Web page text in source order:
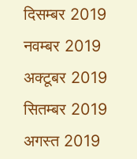
दिसम्बर 2019
नवम्बर 2019
अक्टूबर 2019
सितम्बर 2019
अगस्त 2019